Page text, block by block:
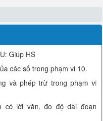
Giúp HS
các số trong phạm vi 10.
và phép trừ trong phạm vi
có lời văn, đo độ dài đoạn